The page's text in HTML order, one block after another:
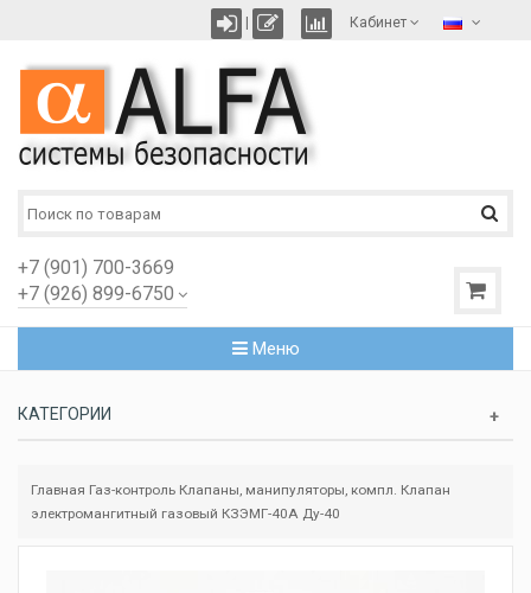
Кабинет
+7 (901) 700-3669
+7 (926) 899-6750
Меню
КАТЕГОРИИ
Главная Газ-контроль Клапаны, манипуляторы, компл. Клапан
электромангитный газовый КЗЭМГ-40А Ду-40